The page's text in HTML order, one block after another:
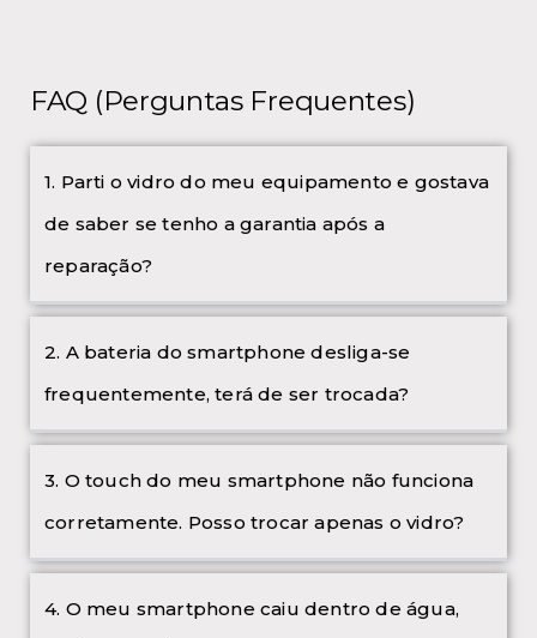
FAQ (Perguntas Frequentes)
1. Parti o vidro do meu equipamento e gostava
de saber se tenho a garantia após a
reparação?
2. A bateria do smartphone desliga-se
frequentemente, terá de ser trocada?
3. O touch do meu smartphone não funciona
corretamente. Posso trocar apenas o vidro?
4. O meu smartphone caiu dentro de água,